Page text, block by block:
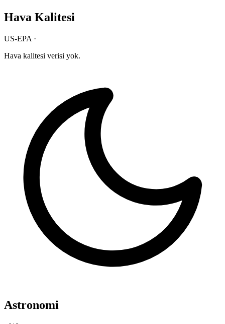
Hava Kalitesi
US-EPA ·
Hava kalitesi verisi yok.
Astronomi